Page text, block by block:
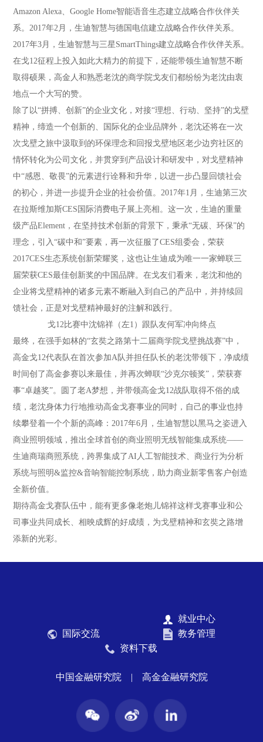
Amazon Alexa、Google Home智能语音生态建立战略合作伙伴关
系。2017年2月，生迪智慧与德国电信建立战略合作伙伴关系。
2017年3月，生迪智慧与三星SmartThings建立战略合作伙伴关系。
在戈12征程上投入如此大精力的前提下，还能带领生迪智慧不断
取得硕果，高金人和熟悉老沈的商学院戈友们都纷纷为老沈由衷
地点一个大写的赞。
除了以“拼搏、创新”的企业文化，对接“理想、行动、坚持”的戈壁
精神，缔造一个创新的、国际化的企业品牌外，老沈还将在一次
次戈壁之旅中汲取到的环保理念和回报戈壁地区老少边穷社区的
情怀转化为公司文化，并贯穿到产品设计和研发中，对戈壁精神
中“感恩、敬畏”的元素进行诠释和升华，以进一步凸显回馈社会
的初心，并进一步提升企业的社会价值。2017年1月，生迪第三次
在拉斯维加斯CES国际消费电子展上亮相。这一次，生迪的重量
级产品Element，在坚持技术创新的背景下，秉承“无碳、环保”的
理念，引入“碳中和”要素，再一次征服了CES组委会，荣获
2017CES生态系统创新荣耀奖，这也让生迪成为唯一一家蝉联三
届荣获CES最佳创新奖的中国品牌。在戈友们看来，老沈和他的
企业将戈壁精神的诸多元素不断融入到自己的产品中，并持续回
馈社会，正是对戈壁精神最好的注解和践行。
戈12比赛中沈锦祥（左1）跟队友何军冲向终点
最终，在强手如林的“玄奘之路第十二届商学院戈壁挑战赛”中，
高金戈12代表队在首次参加A队并担任队长的老沈带领下，净成绩
时间创了高金参赛以来最佳，并再次蝉联“沙克尔顿奖”，荣获赛
事“卓越奖”。圆了老A梦想，并带领高金戈12战队取得不俗的成
绩，老沈身体力行地推动高金戈赛事业的同时，自己的事业也持
续攀登着一个个新的高峰：2017年6月，生迪智慧以黑马之姿进入
商业照明领域，推出全球首创的商业照明无线智能集成系统——
生迪商瑞商照系统，跨界集成了AI人工智能技术、商业行为分析
系统与照明&监控&音响智能控制系统，助力商业新零售客户创造
全新价值。
期待高金戈赛队伍中，能有更多像老炮儿锦祥这样戈赛事业和公
司事业共同成长、相映成辉的好成绩，为戈壁精神和玄奘之路增
添新的光彩。
就业中心
国际交流
教务管理
资料下载
中国金融研究院 | 高金金融研究院